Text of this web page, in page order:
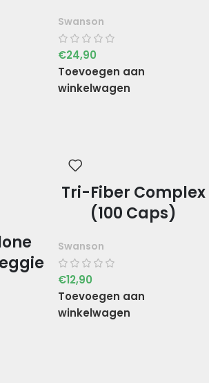
Swanson
€24,90
Toevoegen aan
winkelwagen
Tri-Fiber Complex
(100 Caps)
Swanson
€12,90
Toevoegen aan
winkelwagen